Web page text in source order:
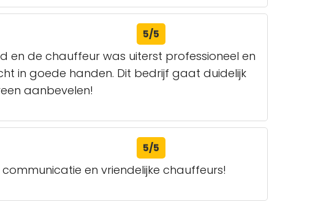
5/5
en de chauffeur was uiterst professioneel en
in goede handen. Dit bedrijf gaat duidelijk
aanbevelen!
5/5
en vriendelijke chauffeurs!